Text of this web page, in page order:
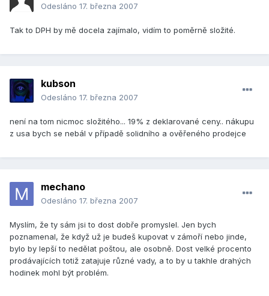
Odesláno 17. března 2007
Tak to DPH by mě docela zajímalo, vidím to poměrně složité.
kubson
Odesláno 17. března 2007
není na tom nicmoc složitého... 19% z deklarované ceny.. nákupu
z usa bych se nebál v případě solidního a ověřeného prodejce
mechano
Odesláno 17. března 2007
Myslím, že ty sám jsi to dost dobře promyslel. Jen bych
poznamenal, že když už je budeš kupovat v zámoří nebo jinde,
bylo by lepší to nedělat poštou, ale osobně. Dost velké procento
prodávajících totiž zatajuje různé vady, a to by u takhle drahých
hodinek mohl být problém.